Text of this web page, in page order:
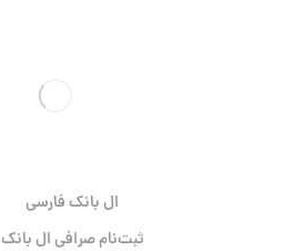
ال بانک فارسی
ثبت‌نام صرافی ال بانک